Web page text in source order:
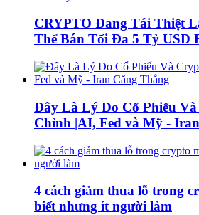
CRYPTO Đang Tái Thiệt
Thể Bán Tối Đa 5 Tỷ USD
Đây Là Lý Do Cổ Phiếu
Chỉnh |AI, Fed và Mỹ -
4 cách giảm thua lỗ trong
biết nhưng ít người làm